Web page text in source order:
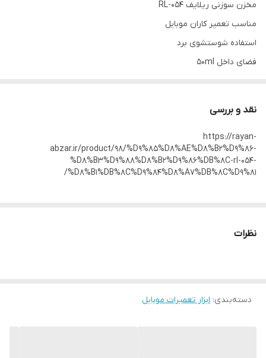
مخزن سوزنی ریلایف RL-054
مناسب تعمیر کاران موبایل
استفاده شوستشوی برد
فضای داخل 50ml
نقد و بررسی
https://rayan-
abzar.ir/product/98/%D9%85%D8%AE%D8%B2%D9%86-
%D8%B3%D9%88%D8%B2%D9%86%DB%8C-rl-054-
%D8%B1%DB%8C%D9%84%D8%A7%DB%8C%D9%81/
نظرات
دسته‌بندی: ابزار تعمیرات موبایل